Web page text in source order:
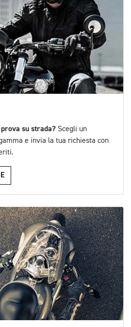
su strada? Scegli un
e invia la tua richiesta con